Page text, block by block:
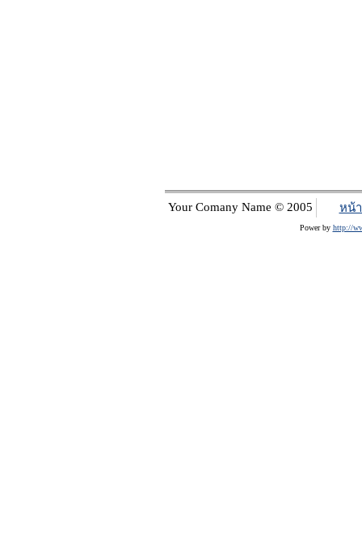
Your Comany Name © 2005 หน้
Power by http://